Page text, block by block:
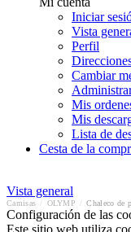
Iniciar
Vista
Perfil
Cambiar
Mis
Mis
Lista de
Cesta de la
Vista general
Camisas OLYMP Chaleco de
Configuración de las
Este sitio web utiliza